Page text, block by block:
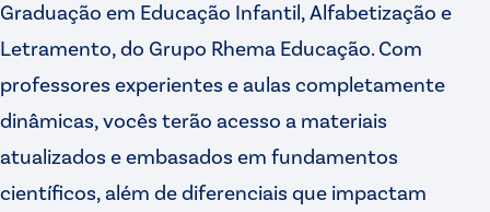
Graduação em Educação Infantil, Alfabetização e
Letramento, do Grupo Rhema Educação. Com
professores experientes e aulas completamente
dinâmicas, vocês terão acesso a materiais
atualizados e embasados em fundamentos
científicos, além de diferenciais que impactam